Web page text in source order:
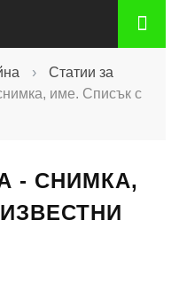
›
Статии за
име. Списък с
- СНИМКА,